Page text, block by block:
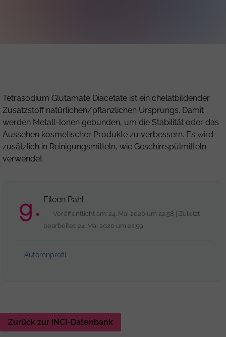
Tetrasodium Glutamate Diacetate ist ein chelatbildender
Zusatzstoff natürlichen/pflanzlichen Ursprungs. Damit
werden Metall-Ionen gebunden, um die Stabilität oder das
Aussehen kosmetischer Produkte zu verbessern. Es wird
zusätzlich in Reinigungsmitteln, wie Geschirrspülmitteln
verwendet.
Eileen Pahl
Veröffentlicht am: 24. Mai 2020 um 22:58 | Zuletzt
bearbeitet: 24. Mai 2020 um 22:59
Autorenprofil
Zurück zur INCI-Datenbank